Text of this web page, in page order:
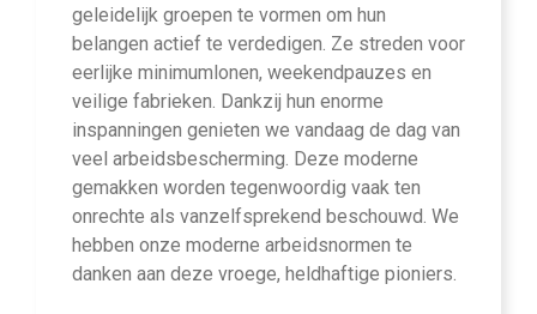
geleidelijk groepen te vormen om hun
belangen actief te verdedigen. Ze streden voor
eerlijke minimumlonen, weekendpauzes en
veilige fabrieken. Dankzij hun enorme
inspanningen genieten we vandaag de dag van
veel arbeidsbescherming. Deze moderne
gemakken worden tegenwoordig vaak ten
onrechte als vanzelfsprekend beschouwd. We
hebben onze moderne arbeidsnormen te
danken aan deze vroege, heldhaftige pioniers.